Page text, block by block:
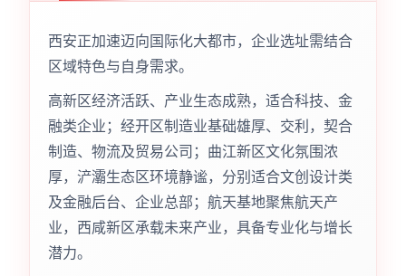
西安正加速迈向国际化大都市，企业选址需结合
区域特色与自身需求。
高新区经济活跃、产业生态成熟，适合科技、金
融类企业；经开区制造业基础雄厚、交利，契合
制造、物流及贸易公司；曲江新区文化氛围浓
厚，浐灞生态区环境静谧，分别适合文创设计类
及金融后台、企业总部；航天基地聚焦航天产
业，西咸新区承载未来产业，具备专业化与增长
潜力。